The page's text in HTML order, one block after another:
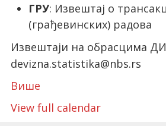
ГРУ: Извештај о
(грађевинских) радова
Извештаји на обрасцима
devizna.statistika@nbs.rs
Више
View full calendar